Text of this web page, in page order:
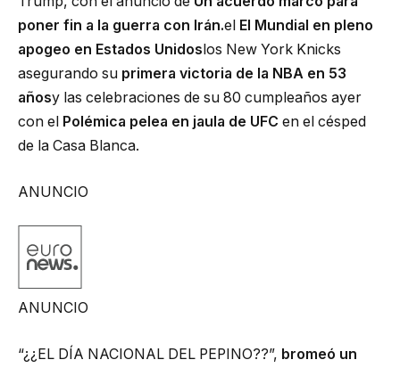
poner fin a la guerra con Irán.el
El Mundial en pleno
apogeo en Estados Unidos los New York Knicks
asegurando su primera victoria de la NBA en 53
añosy las celebraciones de su 80 cumpleaños ayer
con el
Polémica pelea en jaula de UFC en el césped
de la Casa Blanca.
ANUNCIO
ANUNCIO
“¿¿EL DÍA NACIONAL DEL PEPINO??”, bromeó un